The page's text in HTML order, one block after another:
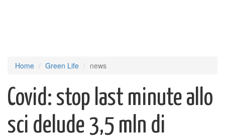
Home Green Life news
Covid: stop last minute allo
sci delude 3,5 mln di